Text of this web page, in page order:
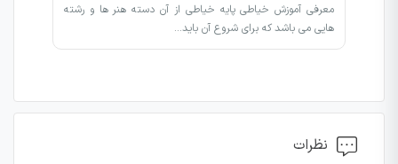
معرفی آموزش خیاطی پایه خیاطی از آن دسته هنر ها و رشته
هایی می باشد که برای شروع آن باید…
نظرات